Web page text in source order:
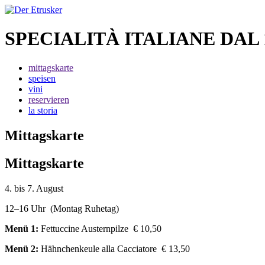
SPECIALITÀ ITALIANE DAL
mittagskarte
speisen
vini
reservieren
la storia
Mittagskarte
Mittagskarte
4. bis 7. August
12–16 Uhr (Montag Ruhetag)
Menü 1: Fettuccine Austernpilze € 10,50
Menü 2: Hähnchenkeule alla Cacciatore € 13,50